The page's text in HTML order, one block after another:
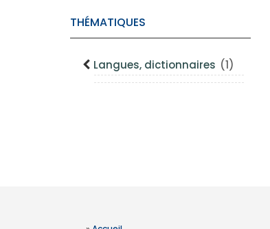
THÉMATIQUES
Langues, dictionnaires (1)